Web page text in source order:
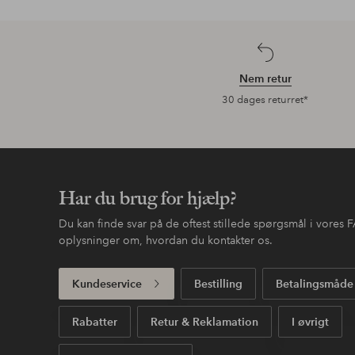
Nem retur
30 dages returret*
Har du brug for hjælp?
Du kan finde svar på de oftest stillede spørgsmål i vores
oplysninger om, hvordan du kontakter os.
Kundeservice Bestilling Betalingsmåde
Rabatter Retur & Reklamation I øvrigt